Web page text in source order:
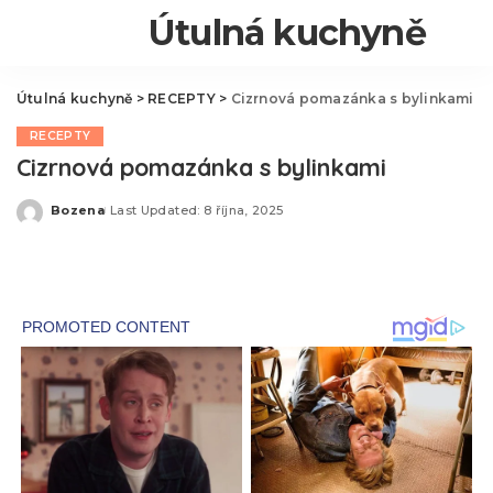
Útulná kuchyně
Útulná kuchyně > RECEPTY> Cizrnová pomazánka s bylinkami
RECEPTY
Cizrnová pomazánka s bylinkami
Posted
Bozena Last Updated: 8 října, 2025